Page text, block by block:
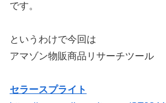
です。
というわけで今回は
アマゾン物販商品リサーチツール
セラースプライト